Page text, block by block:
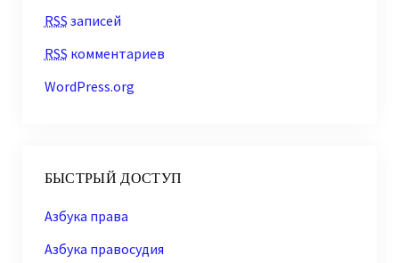
RSS записей
RSS комментариев
WordPress.org
БЫСТРЫЙ ДОСТУП
Азбука права
Азбука правосудия